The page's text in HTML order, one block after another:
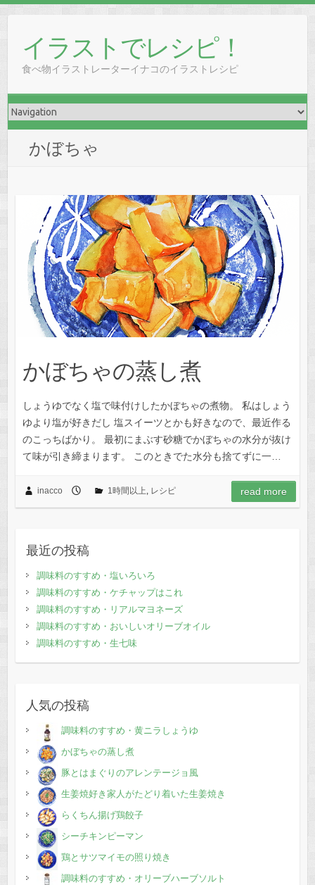
イラストでレシピ！
食べ物イラストレーターイナコのイラストレシピ
かぼちゃ
かぼちゃの蒸し煮
しょうゆでなく塩で味付けしたかぼちゃの煮物。 私はしょう
ゆより塩が好きだし 塩スイーツとかも好きなので、最近作る
のこっちばかり。 最初にまぶす砂糖でかぼちゃの水分が抜け
て味が引き締まります。 このときでた水分も捨てずに一…
inacco 1時間以上, レシピ read more
最近の投稿
調味料のすすめ・塩いろいろ
調味料のすすめ・ケチャップはこれ
調味料のすすめ・リアルマヨネーズ
調味料のすすめ・おいしいオリーブオイル
調味料のすすめ・生七味
人気の投稿
調味料のすすめ・黄ニラしょうゆ
かぼちゃの蒸し煮
豚とはまぐりのアレンテージョ風
生姜焼好き家人がたどり着いた生姜焼き
らくちん揚げ鶏餃子
シーチキンピーマン
鶏とサツマイモの照り焼き
調味料のすすめ・オリーブハーブソルト